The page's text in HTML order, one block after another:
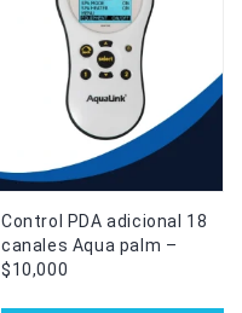
Control PDA adicional 18
canales Aqua palm –
$10,000